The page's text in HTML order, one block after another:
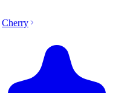
Cherry